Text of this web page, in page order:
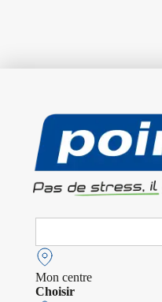
Search
Mon centre
Choisir